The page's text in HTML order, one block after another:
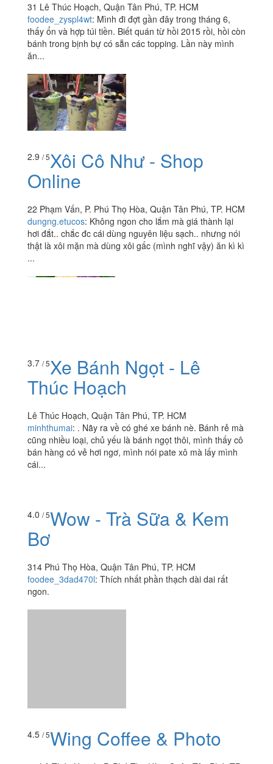
31 Lê Thúc Hoạch, Quận Tân Phú, TP. HCM
foodee_zyspl4wt: Mình đi đợt gần đây trong tháng 6,
thấy ổn và hợp túi tiền. Biết quán từ hồi 2015 rồi, hồi còn
bánh trong bịnh bự có sẵn các topping. Lần này mình
ăn...
2.9 / 5Xôi Cô Như - Shop
Online
22 Phạm Vấn, P. Phú Thọ Hòa, Quận Tân Phú, TP. HCM
dungng.etucos: Không ngon cho lắm mà giá thành lại
hơi đắt.. chắc đc cái dùng nguyên liệu sạch.. nhưng nói
thật là xôi mặn mà dùng xôi gấc (mình nghĩ vậy) ăn kì kì
...
3.7 / 5Xe Bánh Ngọt - Lê
Thúc Hoạch
Lê Thúc Hoạch, Quận Tân Phú, TP. HCM
minhthumai: . Nãy ra về có ghé xe bánh nè. Bánh rẻ mà
cũng nhiều loại, chủ yếu là bánh ngọt thôi, mình thấy cô
bán hàng có vẻ hơi ngơ, mình nói pate xô mà lấy mình
cái...
4.0 / 5Wow - Trà Sữa & Kem
Bơ
314 Phú Thọ Hòa, Quận Tân Phú, TP. HCM
foodee_3dad470l: Thích nhất phần thạch dài dai rất
ngon.
4.5 / 5Wing Coffee & Photo